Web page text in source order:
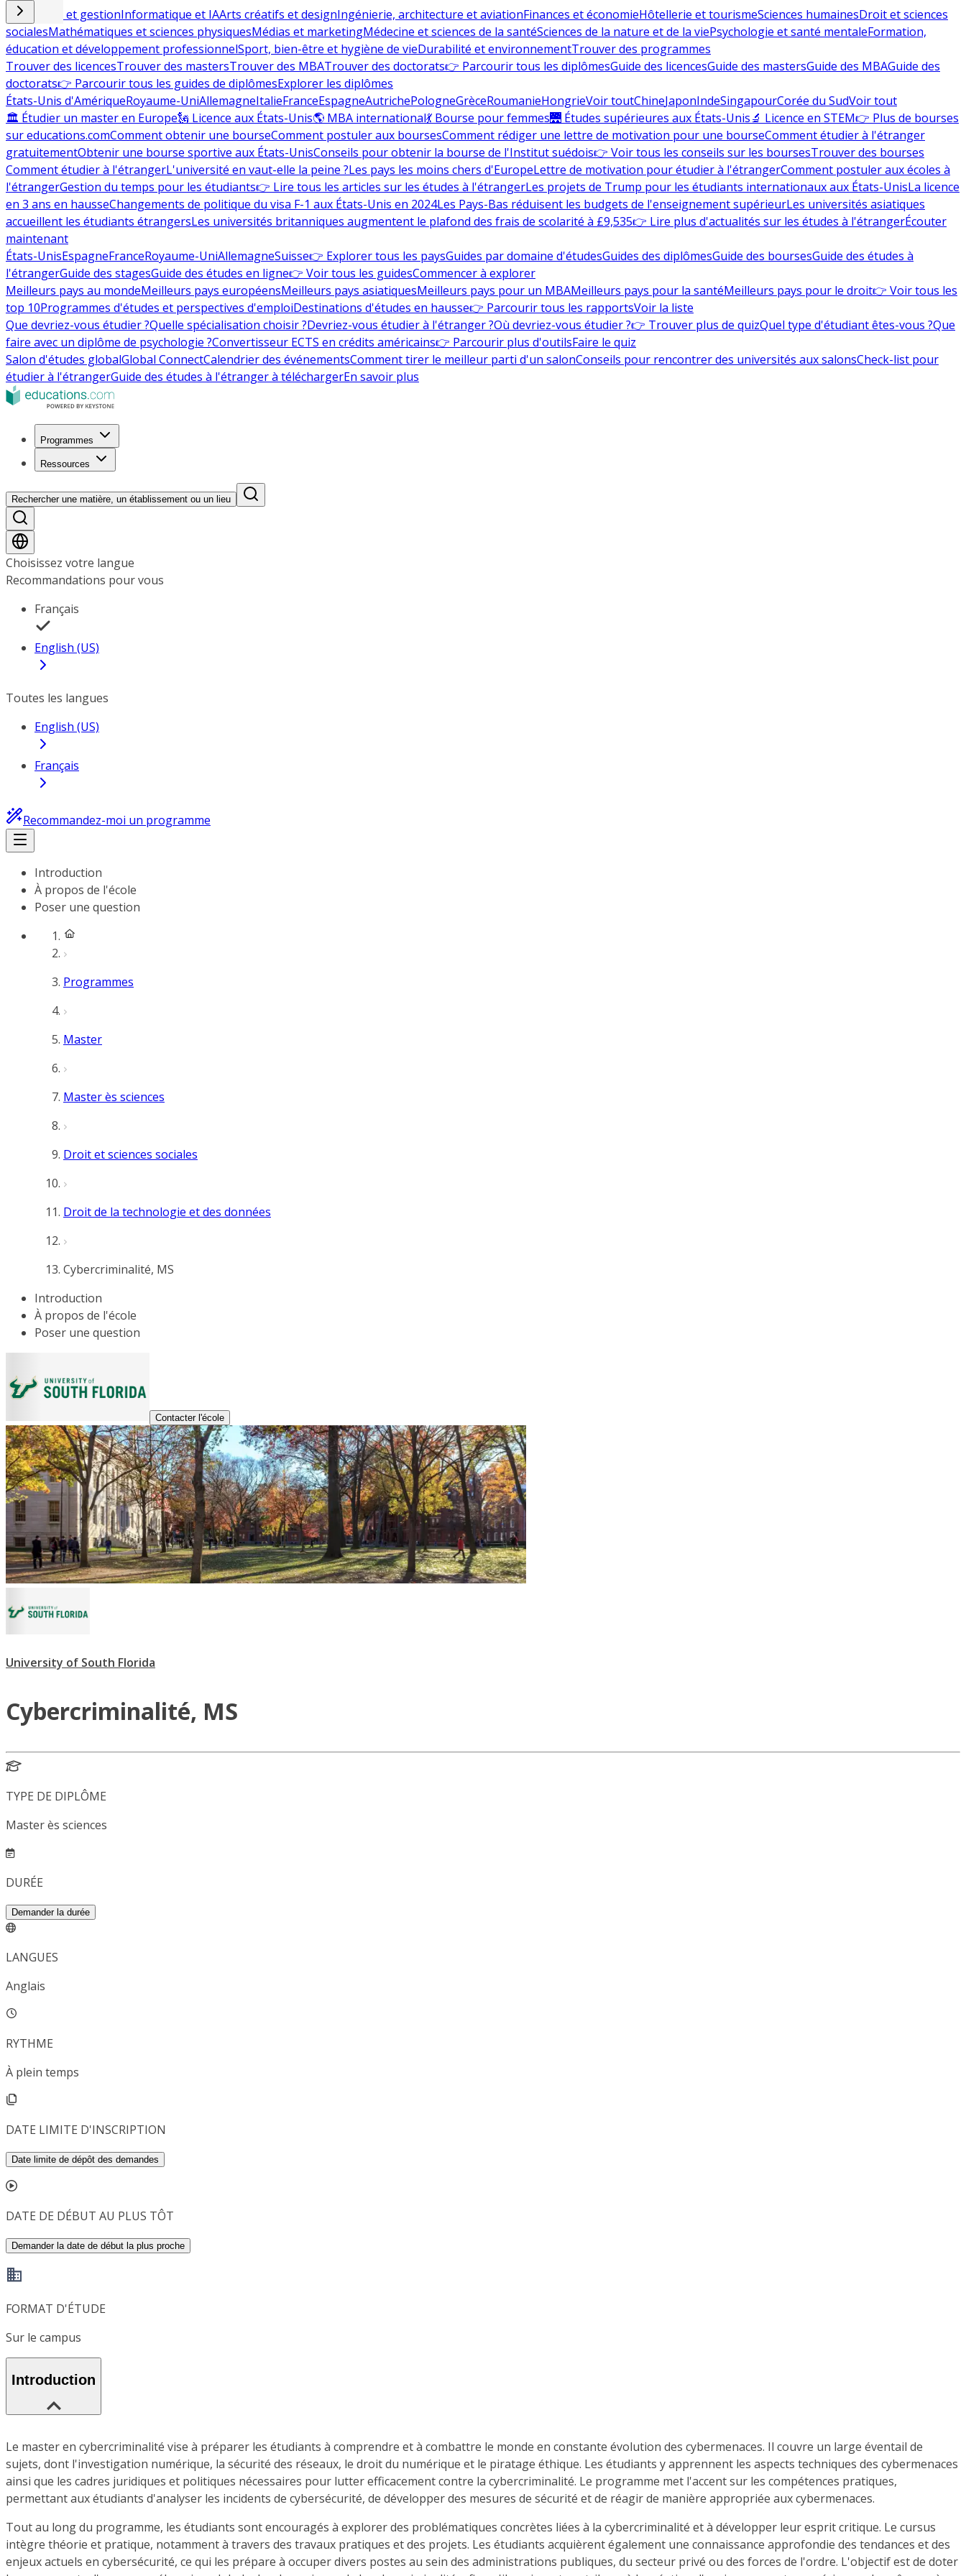
Commerce et gestionInformatique et IAArts créatifs et designIngénierie, architecture et aviationFinances et économieHôtellerie et tourismeSciences humainesDroit et sciences
socialesMathématiques et sciences physiquesMédias et marketingMédecine et sciences de la santéSciences de la nature et de la viePsychologie et santé mentaleFormation,
éducation et développement professionnelSport, bien-être et hygiène de vieDurabilité et environnementTrouver des programmes
Trouver des licencesTrouver des mastersTrouver des MBATrouver des doctorats👉 Parcourir tous les diplômesGuide des licencesGuide des mastersGuide des MBAGuide des
doctorats👉 Parcourir tous les guides de diplômesExplorer les diplômes
États-Unis d'AmériqueRoyaume-UniAllemagneItalieFranceEspagneAutrichePologneGrèceRoumanieHongrieVoir toutChineJaponIndeSingapourCorée du SudVoir tout
🏛 Étudier un master en Europe🗽 Licence aux États-Unis🌎 MBA international💃 Bourse pour femmes🌉 Études supérieures aux États-Unis🔬 Licence en STEM👉 Plus de bourses
sur educations.comComment obtenir une bourseComment postuler aux boursesComment rédiger une lettre de motivation pour une bourseComment étudier à l'étranger
gratuitementObtenir une bourse sportive aux États-UnisConseils pour obtenir la bourse de l'Institut suédois👉 Voir tous les conseils sur les boursesTrouver des bourses
Comment étudier à l'étrangerL'université en vaut-elle la peine ?Les pays les moins chers d'EuropeLettre de motivation pour étudier à l'étrangerComment postuler aux écoles à
l'étrangerGestion du temps pour les étudiants👉 Lire tous les articles sur les études à l'étrangerLes projets de Trump pour les étudiants internationaux aux États-UnisLa licence
en 3 ans en hausseChangements de politique du visa F-1 aux États-Unis en 2024Les Pays-Bas réduisent les budgets de l'enseignement supérieurLes universités asiatiques
accueillent les étudiants étrangersLes universités britanniques augmentent le plafond des frais de scolarité à £9,535👉 Lire plus d'actualités sur les études à l'étrangerÉcouter
maintenant
États-UnisEspagneFranceRoyaume-UniAllemagneSuisse👉 Explorer tous les paysGuides par domaine d'étudesGuides des diplômesGuide des boursesGuide des études à
l'étrangerGuide des stagesGuide des études en ligne👉 Voir tous les guidesCommencer à explorer
Meilleurs pays au mondeMeilleurs pays européensMeilleurs pays asiatiquesMeilleurs pays pour un MBAMeilleurs pays pour la santéMeilleurs pays pour le droit👉 Voir tous les
top 10Programmes d'études et perspectives d'emploiDestinations d'études en hausse👉 Parcourir tous les rapportsVoir la liste
Que devriez-vous étudier ?Quelle spécialisation choisir ?Devriez-vous étudier à l'étranger ?Où devriez-vous étudier ?👉 Trouver plus de quizQuel type d'étudiant êtes-vous ?Que
faire avec un diplôme de psychologie ?Convertisseur ECTS en crédits américains👉 Parcourir plus d'outilsFaire le quiz
Salon d'études globalGlobal ConnectCalendrier des événementsComment tirer le meilleur parti d'un salonConseils pour rencontrer des universités aux salonsCheck-list pour
étudier à l'étrangerGuide des études à l'étranger à téléchargerEn savoir plus
Programmes
Ressources
Rechercher une matière, un établissement ou un lieu
Choisissez votre langue
Recommandations pour vous
Français
English (US)
Toutes les langues
English (US)
Français
Recommandez-moi un programme
Introduction
À propos de l'école
Poser une question
Programmes
Master
Master ès sciences
Droit et sciences sociales
Droit de la technologie et des données
Cybercriminalité, MS
Introduction
À propos de l'école
Poser une question
Contacter l'école
University of South Florida
Cybercriminalité, MS
TYPE DE DIPLÔME
Master ès sciences
DURÉE
Demander la durée
LANGUES
Anglais
RYTHME
À plein temps
DATE LIMITE D'INSCRIPTION
Date limite de dépôt des demandes
DATE DE DÉBUT AU PLUS TÔT
Demander la date de début la plus proche
FORMAT D'ÉTUDE
Sur le campus
Introduction
Le master en cybercriminalité vise à préparer les étudiants à comprendre et à combattre le monde en constante évolution des cybermenaces. Il couvre un large éventail de
sujets, dont l'investigation numérique, la sécurité des réseaux, le droit du numérique et le piratage éthique. Les étudiants y apprennent les aspects techniques des cybermenaces
ainsi que les cadres juridiques et politiques nécessaires pour lutter efficacement contre la cybercriminalité. Le programme met l'accent sur les compétences pratiques,
permettant aux étudiants d'analyser les incidents de cybersécurité, de développer des mesures de sécurité et de réagir de manière appropriée aux cybermenaces.
Tout au long du programme, les étudiants sont encouragés à explorer des problématiques concrètes liées à la cybercriminalité et à développer leur esprit critique. Le cursus
intègre théorie et pratique, notamment à travers des travaux pratiques et des projets. Les étudiants acquièrent également une connaissance approfondie des tendances et des
enjeux actuels en cybersécurité, ce qui les prépare à occuper divers postes au sein des administrations publiques, du secteur privé ou des forces de l'ordre. L'objectif est de doter